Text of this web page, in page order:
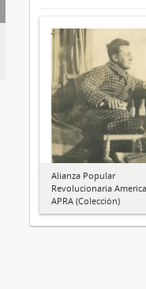
Alianza Popular
Revolucionaria
APRA (Colección)